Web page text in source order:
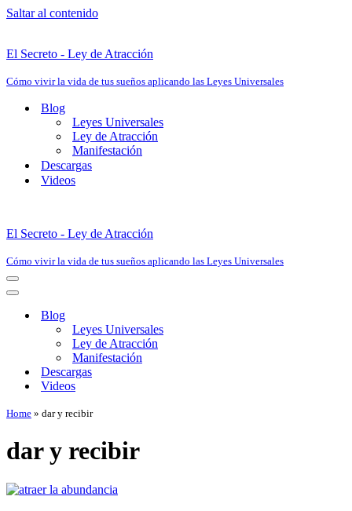
Saltar al contenido
El Secreto - Ley de Atracción
Cómo vivir la vida de tus sueños aplicando las Leyes Universales
Blog
Leyes Universales
Ley de Atracción
Manifestación
Descargas
Videos
El Secreto - Ley de Atracción
Cómo vivir la vida de tus sueños aplicando las Leyes Universales
Menú
de
Menú
navegación
Blog
Leyes Universales
Ley de Atracción
Manifestación
Descargas
Videos
Home » dar y recibir
dar y recibir